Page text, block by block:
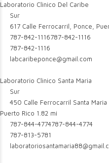
Laboratorio Clinico Del Caribe
Sur
617 Calle Ferrocarril, Ponce,
787-842-1116787-842-1116
787-842-1116
labcaribeponce@gmail.com
Laboratorio Clinico Santa Maria
Sur
450 Calle Ferrocarril Santa
Puerto Rico 1.82 mi
787-844-4774787-844-4774
787-813-5781